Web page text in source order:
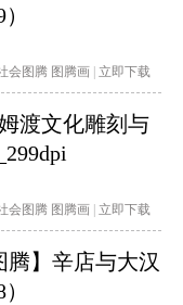
会图腾 图腾画 立即下载
渡文化雕刻与
会图腾 图腾画 立即下载
腾】辛店与大汉